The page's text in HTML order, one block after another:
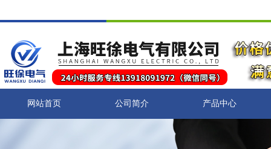
网站首页 公司简介 产品中心